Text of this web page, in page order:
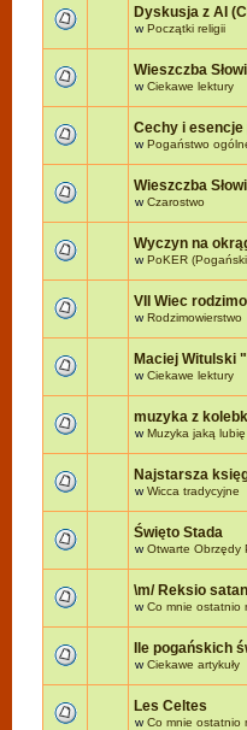
Dyskusja z AI
wPoczątki religii
Wieszczba
wCiekawe lektury
Cechy i esencje
wPogaństwo
Wieszczba
wCzarostwo
Wyczyn na
wPoKER
VII Wiec
wRodzimowierstwo
Maciej Witulski
wCiekawe lektury
muzyka z
wMuzyka jaką lubię
Najstarsza
wWicca tradycyjne
Święto Stada
wOtwarte Obrzędy
\m/ Reksio
wCo mnie ostatnio
Ile pogańskich
wCiekawe artykuły
Les Celtes
wCo mnie ostatnio